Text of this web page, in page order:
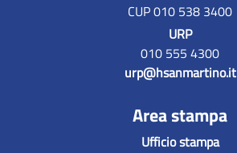
CUP 010 538 3400
URP
010 555 4300
urp@hsanmartino.it
Area stampa
Ufficio stampa